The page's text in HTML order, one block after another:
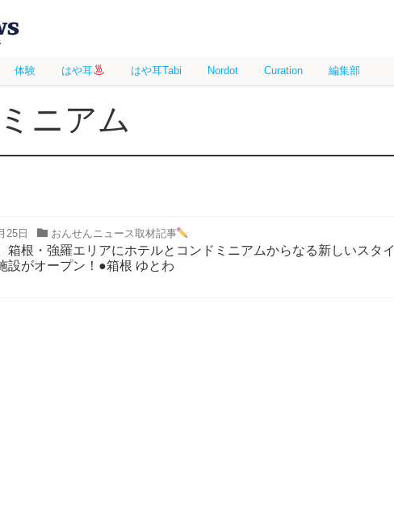
体験 はや耳 はや耳Tabi Nordot Curation 編集部
ニアム
25日 おんせんニュース取材記事
箱根・強羅エリアにホテルとコンドミニアムからなる新しいスタイ
設がオープン！●箱根 ゆとわ